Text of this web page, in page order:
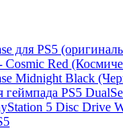
для PS5
Cosmic Red
Midnight Black
PS5
5 Disc Drive